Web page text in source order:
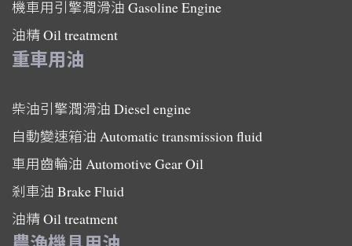
機車用引擎潤滑油 Gasoline Engine
油精Oil treatment
重車用油
柴油引擎潤滑油 Diesel engine
自動變速箱油 Automatic transmission fluid
車用齒輪油 Automotive Gear Oil
剎車油 Brake Fluid
油精Oil treatment